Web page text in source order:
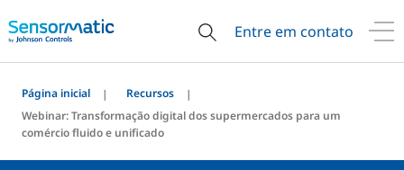
Entre em contato
Página inicial
Recursos
Webinar: Transformação digital dos supermercados para um
comércio fluido e unificado